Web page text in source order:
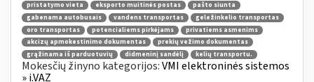
pristatymo vieta
eksporto muitinės postas
pašto siunta
gabenama autobusais
vandens transportas
geležinkelio transportas
oro transportas
potencialiems pirkėjams
privatiems asmenims
akcizų apmokestinimo dokumentas
prekių vežimo dokumentas
grąžinama iš parduotuvių
didmeninį sandėlį kelių transportu.
Mokesčių žinyno kategorijos:VMI elektroninės sistemos
» i.VAZ